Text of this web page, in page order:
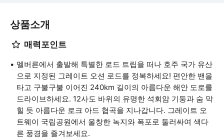
상품소개
매력포인트
멜버른에서 출발해 특별한 로드 트립을 떠나 호주 국가 유산
으로 지정된 그레이트 오션 로드를 정복하세요! 편안한 밴을
타고 구불구불 이어진 240km 길이의 아름다운 해안 도로를
드라이브하세요. 12사도 바위의 유명한 석회암 기둥과 숨 막
힐 듯 아름다운 로크 아드 협곡을 지나갑니다. 그레이트 오
트웨이 국립공원에서 울창한 녹지와 폭포로 둘러싸여 색다
른 풍경을 즐겨보세요.